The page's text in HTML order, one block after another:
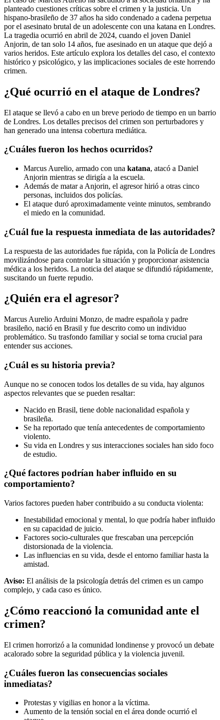
planteado cuestiones críticas sobre el crimen y la justicia. Un
hispano-brasileño de 37 años ha sido condenado a cadena perpetua
por el asesinato brutal de un adolescente con una katana en Londres.
La tragedia ocurrió en abril de 2024, cuando el joven Daniel
Anjorin, de tan solo 14 años, fue asesinado en un ataque que dejó a
varios heridos. Este artículo explora los detalles del caso, el contexto
histórico y psicológico, y las implicaciones sociales de este horrendo
crimen.
¿Qué ocurrió en el ataque de Londres?
El ataque se llevó a cabo en un breve periodo de tiempo en un barrio
de Londres. Los detalles precisos del crimen son perturbadores y
han generado una intensa cobertura mediática.
¿Cuáles fueron los hechos ocurridos?
Marcus Aurelio, armado con una katana, atacó a Daniel
Anjorin mientras se dirigía a la escuela.
Además de matar a Anjorin, el agresor hirió a otras cinco
personas, incluidos dos policías.
El ataque duró aproximadamente veinte minutos, sembrando
el miedo en la comunidad.
¿Cuál fue la respuesta inmediata de las autoridades?
La respuesta de las autoridades fue rápida, con la Policía de Londres
movilizándose para controlar la situación y proporcionar asistencia
médica a los heridos. La noticia del ataque se difundió rápidamente,
suscitando un fuerte repudio.
¿Quién era el agresor?
Marcus Aurelio Arduini Monzo, de madre española y padre
brasileño, nació en Brasil y fue descrito como un individuo
problemático. Su trasfondo familiar y social se torna crucial para
entender sus acciones.
¿Cuál es su historia previa?
Aunque no se conocen todos los detalles de su vida, hay algunos
aspectos relevantes que se pueden resaltar:
Nacido en Brasil, tiene doble nacionalidad española y
brasileña.
Se ha reportado que tenía antecedentes de comportamiento
violento.
Su vida en Londres y sus interacciones sociales han sido foco
de estudio.
¿Qué factores podrían haber influido en su
comportamiento?
Varios factores pueden haber contribuido a su conducta violenta:
Inestabilidad emocional y mental, lo que podría haber influido
en su capacidad de juicio.
Factores socio-culturales que frescaban una percepción
distorsionada de la violencia.
Las influencias en su vida, desde el entorno familiar hasta la
amistad.
Aviso: El análisis de la psicología detrás del crimen es un campo
complejo, y cada caso es único.
¿Cómo reaccionó la comunidad ante el
crimen?
El crimen horrorizó a la comunidad londinense y provocó un debate
acalorado sobre la seguridad pública y la violencia juvenil.
¿Cuáles fueron las consecuencias sociales
inmediatas?
Protestas y vigilias en honor a la víctima.
Aumento de la tensión social en el área donde ocurrió el